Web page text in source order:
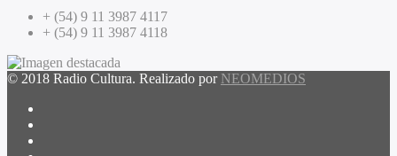
+ (54) 9 11 3987 4117
+ (54) 9 11 3987 4118
© 2018 Radio Cultura. Realizado por NEOMEDIOS